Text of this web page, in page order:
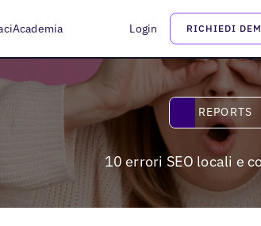
Academia Login RICHIEDI
REPORTS
10 errori SEO locali e